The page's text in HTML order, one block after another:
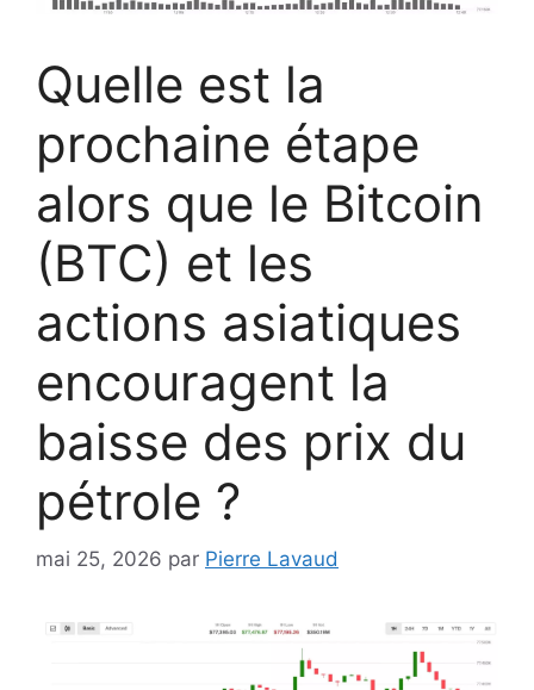
Quelle est la
prochaine étape
alors que le Bitcoin
(BTC) et les
actions asiatiques
encouragent la
baisse des prix du
pétrole ?
mai 25, 2026 par Pierre Lavaud